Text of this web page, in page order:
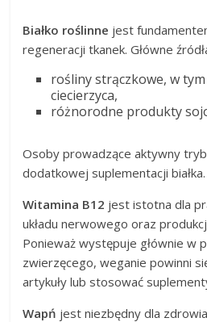
Białko roślinne jest
regeneracji tkanek. Główne
rośliny strączkowe, w
ciecierzyca,
różnorodne produkty
Osoby prowadzące aktywny
dodatkowej suplementacji białka.
Witamina B12 jest istotna dla
układu nerwowego oraz
Ponieważ występuje głównie w
zwierzęcego, weganie powinni
artykuły lub stosować
Wapń jest niezbędny dla